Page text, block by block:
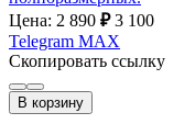
Цена: 2 890 ₽ 3 100
Telegram MAX
Скопировать ссылку
В корзину